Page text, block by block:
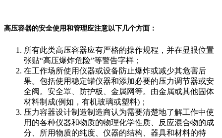
高压容器的安全使用和管理应注意以下几个方面：
所有此类高压容器应有严格的操作规程，并在显眼位置
张贴“高压爆炸危险”等警告字样；
在工作场所使用仪器或设备防止爆炸或减少其危害后
果。包括使用稳定罐仪器和添加必要的压力调节器或安
全阀。安全罩、防护板、金属网等。由金属或其他固体
材料制成(例如，有机玻璃或塑料)；
压力容器设计制造制造商认为需要清楚地了解工作中使
用的各种仪器和物质的物理化学性质、反应混合物的成
分、所用物质的纯度、仪器的结构、器具和材料的特